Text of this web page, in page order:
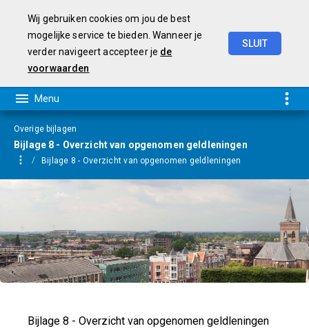
Wij gebruiken cookies om jou de best
mogelijke service te bieden. Wanneer je
verder navigeert accepteer je de
voorwaarden
SLUIT
Overige bijlagen
Bijlage 8 - Overzicht van opgenomen geldleningen
Bijlage 8 - Overzicht van opgenomen geldleningen
Bijlage 8 - Overzicht van opgenomen geldleningen